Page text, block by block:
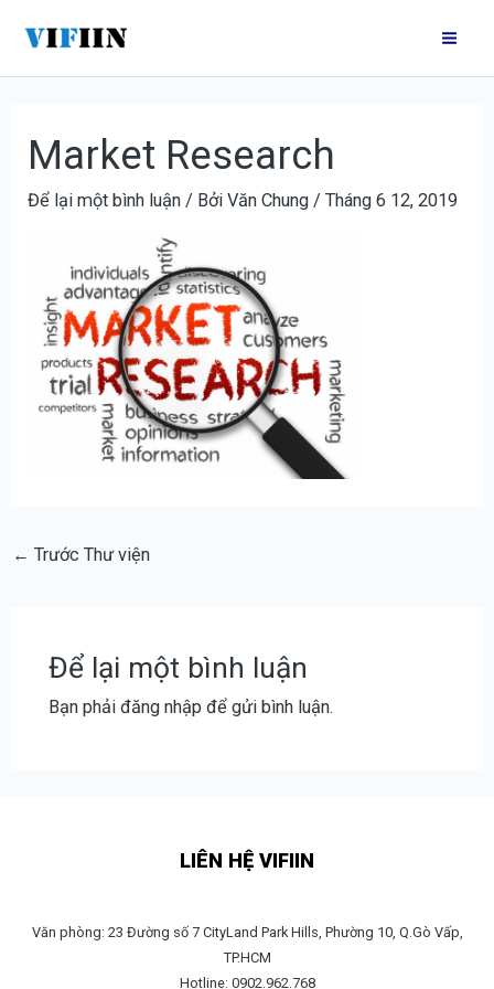
nội
Market Research
Để lại một bình luận / BởiVăn Chung /Tháng 6 12, 2019
hướng
bài
← Trước Thư viện
Để lại một bình luận
Bạn phải đăng nhậpđể gửi bình luận.
LIÊN HỆ VIFIIN
Văn phòng: 23 Đường số 7 CityLand Park Hills, Phường 10, Q.Gò Vấp,
TP.HCM
Hotline: 0902.962.768